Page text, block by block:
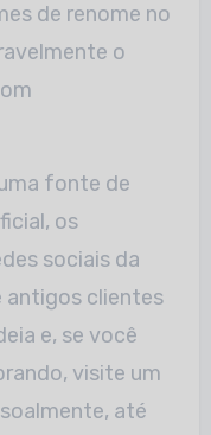
de renome no
o
fonte de
os
sociais da
antigos clientes
e, se você
visite um
até